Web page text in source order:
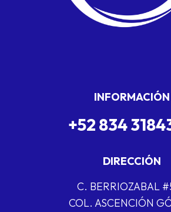
INFORMACIÓN
+52 834
DIRECCIÓN
C. BERRIOZABAL
COL. ASCENCIÓN